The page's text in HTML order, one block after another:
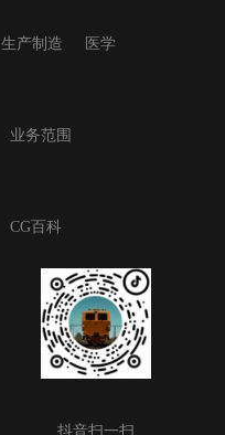
生产制造 医学
业务范围
CG百科
抖音扫一扫